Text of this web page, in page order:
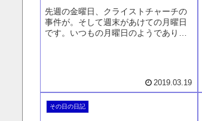
先週の金曜日、クライストチャーチの
事件が。そして週末があけての月曜日
です。いつもの月曜日のようでありな
に。ニュージーランドはこんな感じで
幸いです。
2019.03.19
その日の日記